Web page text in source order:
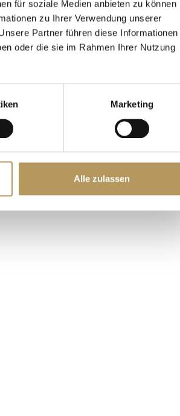
für soziale Medien anbieten zu können
zu Ihrer Verwendung unserer
Partner führen diese Informationen
oder die sie im Rahmen Ihrer Nutzung
Marketing
Alle zulassen